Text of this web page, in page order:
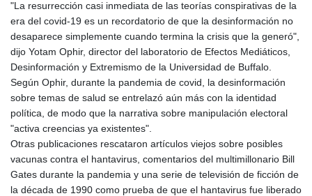
"La resurrección casi inmediata de las teorías conspirativas de la
era del covid-19 es un recordatorio de que la desinformación no
desaparece simplemente cuando termina la crisis que la generó",
dijo Yotam Ophir, director del laboratorio de Efectos Mediáticos,
Desinformación y Extremismo de la Universidad de Buffalo.
Según Ophir, durante la pandemia de covid, la desinformación
sobre temas de salud se entrelazó aún más con la identidad
política, de modo que la narrativa sobre manipulación electoral
"activa creencias ya existentes".
Otras publicaciones rescataron artículos viejos sobre posibles
vacunas contra el hantavirus, comentarios del multimillonario Bill
Gates durante la pandemia y una serie de televisión de ficción de
la década de 1990 como prueba de que el hantavirus fue liberado